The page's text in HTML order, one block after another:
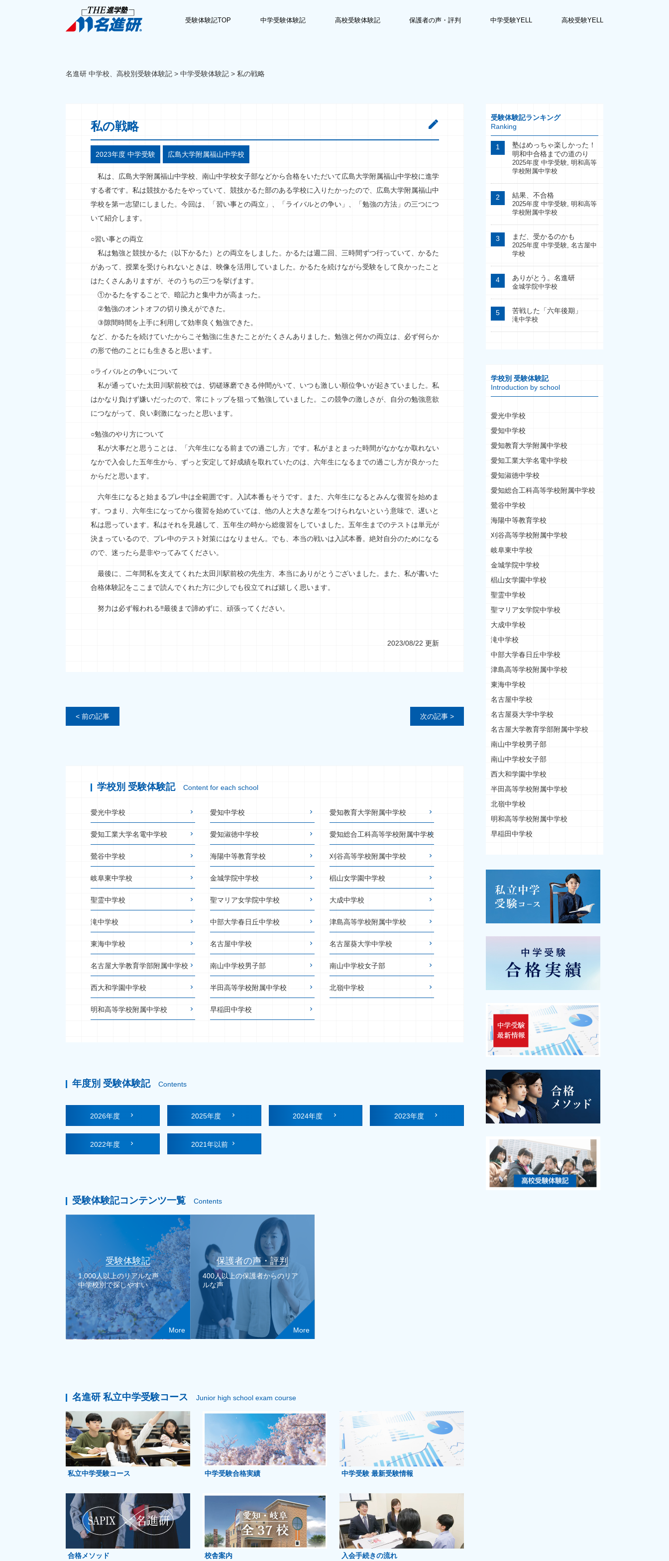
受験体験記TOP 中学受験体験記 高校受験体験記 保護者の声・評判 中学受験YELL 高校受験YELL
名進研 中学校、高校別受験体験記 > 中学受験体験記 > 私の戦略
私の戦略
2023年度 中学受験 広島大学附属福山中学校
私は、広島大学附属福山中学校、南山中学校女子部などから合格をいただいて広島大学附属福山中学校に進学
する者です。私は競技かるたをやっていて、競技かるた部のある学校に入りたかったので、広島大学附属福山中
学校を第一志望にしました。今回は、「習い事との両立」、「ライバルとの争い」、「勉強の方法」の三つにつ
いて紹介します。
○習い事との両立
私は勉強と競技かるた（以下かるた）との両立をしました。かるたは週二回、三時間ずつ行っていて、かるた
があって、授業を受けられないときは、映像を活用していました。かるたを続けながら受験をして良かったこと
はたくさんありますが、そのうちの三つを挙げます。
①かるたをすることで、暗記力と集中力が高まった。
②勉強のオントオフの切り換えができた。
③隙間時間を上手に利用して効率良く勉強できた。
など、かるたを続けていたからこそ勉強に生きたことがたくさんありました。勉強と何かの両立は、必ず何らか
の形で他のことにも生きると思います。
○ライバルとの争いについて
私が通っていた太田川駅前校では、切磋琢磨できる仲間がいて、いつも激しい順位争いが起きていました。私
はかなり負けず嫌いだったので、常にトップを狙って勉強していました。この競争の激しさが、自分の勉強意欲
につながって、良い刺激になったと思います。
○勉強のやり方について
私が大事だと思うことは、「六年生になる前までの過ごし方」です。私がまとまった時間がなかなか取れない
なかで入会した五年生から、ずっと安定して好成績を取れていたのは、六年生になるまでの過ごし方が良かった
からだと思います。
六年生になると始まるプレ中は全範囲です。入試本番もそうです。また、六年生になるとみんな復習を始めま
す。つまり、六年生になってから復習を始めていては、他の人と大きな差をつけられないという意味で、遅いと
私は思っています。私はそれを見越して、五年生の時から総復習をしていました。五年生までのテストは単元が
決まっているので、プレ中のテスト対策にはなりません。でも、本当の戦いは入試本番。絶対自分のためになる
ので、迷ったら是非やってみてください。
最後に、二年間私を支えてくれた太田川駅前校の先生方、本当にありがとうございました。また、私が書いた
合格体験記をここまで読んでくれた方に少しでも役立てれば嬉しく思います。
努力は必ず報われる‼最後まで諦めずに、頑張ってください。
2023/08/22 更新
< 前の記事 次の記事 >
学校別 受験体験記 Content for each school
愛光中学校 愛知中学校 愛知教育大学附属中学校
愛知工業大学名電中学校 愛知淑徳中学校 愛知総合工科高等学校附属中学校
鶯谷中学校 海陽中等教育学校 刈谷高等学校附属中学校
岐阜東中学校 金城学院中学校 椙山女学園中学校
聖霊中学校 聖マリア女学院中学校 大成中学校
滝中学校 中部大学春日丘中学校 津島高等学校附属中学校
東海中学校 名古屋中学校 名古屋葵大学中学校
名古屋大学教育学部附属中学校 南山中学校男子部 南山中学校女子部
西大和学園中学校 半田高等学校附属中学校 北嶺中学校
明和高等学校附属中学校 早稲田中学校
年度別 受験体験記 Contents
2026年度 2025年度 2024年度 2023年度
2022年度 2021年以前
受験体験記コンテンツ一覧 Contents
受験体験記
1,000人以上のリアルな声
中学校別で探しやすい
More
保護者の声・評判
400人以上の保護者からのリア
ルな声
More
名進研 私立中学受験コース Junior high school exam course
私立中学受験コース 中学受験合格実績 中学受験 最新受験情報
合格メソッド 校舎案内 入会手続きの流れ
受験体験記ランキング
Ranking
塾はめっちゃ楽しかった！
明和中合格までの道のり
2025年度 中学受験, 明和高等
学校附属中学校
結果、不合格
2025年度 中学受験, 明和高等
学校附属中学校
まだ、受かるのかも
2025年度 中学受験, 名古屋中
学校
ありがとう。名進研
金城学院中学校
苦戦した「六年後期」
滝中学校
学校別 受験体験記
Introduction by school
愛光中学校
愛知中学校
愛知教育大学附属中学校
愛知工業大学名電中学校
愛知淑徳中学校
愛知総合工科高等学校附属中学校
鶯谷中学校
海陽中等教育学校
刈谷高等学校附属中学校
岐阜東中学校
金城学院中学校
椙山女学園中学校
聖霊中学校
聖マリア女学院中学校
大成中学校
滝中学校
中部大学春日丘中学校
津島高等学校附属中学校
東海中学校
名古屋中学校
名古屋葵大学中学校
名古屋大学教育学部附属中学校
南山中学校男子部
南山中学校女子部
西大和学園中学校
半田高等学校附属中学校
北嶺中学校
明和高等学校附属中学校
早稲田中学校